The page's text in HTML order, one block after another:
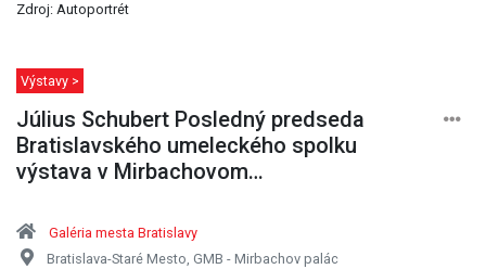
Zdroj: Autoportrét
Výstavy >
Július Schubert Posledný predseda
Bratislavského umeleckého spolku
výstava v Mirbachovom…
Galéria mesta Bratislavy
Bratislava-Staré Mesto, GMB - Mirbachov palác